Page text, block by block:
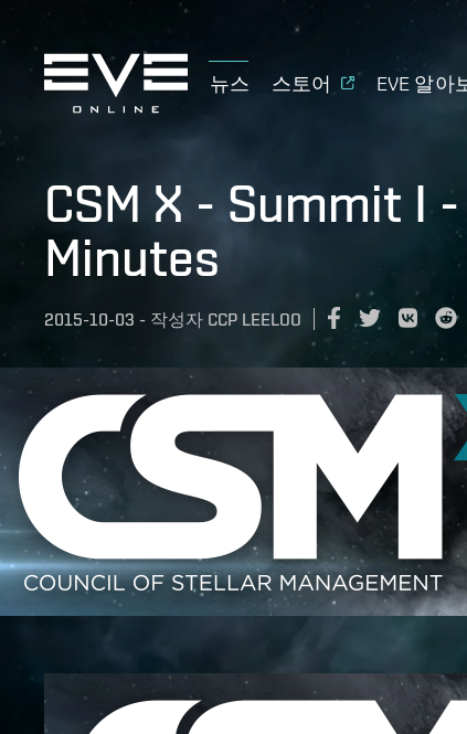
뉴스 스토어 EVE 알아
CSM X - Summit I
Minutes
2015-10-03 - 작성자 CCP LEELOO